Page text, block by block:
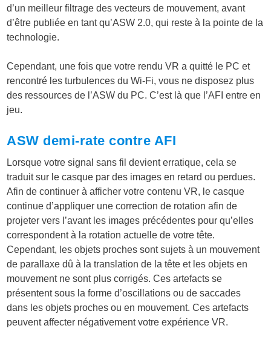
d’un meilleur filtrage des vecteurs de mouvement, avant
d’être publiée en tant qu’ASW 2.0, qui reste à la pointe de la
technologie.
Cependant, une fois que votre rendu VR a quitté le PC et
rencontré les turbulences du Wi-Fi, vous ne disposez plus
des ressources de l’ASW du PC. C’est là que l’AFI entre en
jeu.
ASW demi-rate contre AFI
Lorsque votre signal sans fil devient erratique, cela se
traduit sur le casque par des images en retard ou perdues.
Afin de continuer à afficher votre contenu VR, le casque
continue d’appliquer une correction de rotation afin de
projeter vers l’avant les images précédentes pour qu’elles
correspondent à la rotation actuelle de votre tête.
Cependant, les objets proches sont sujets à un mouvement
de parallaxe dû à la translation de la tête et les objets en
mouvement ne sont plus corrigés. Ces artefacts se
présentent sous la forme d’oscillations ou de saccades
dans les objets proches ou en mouvement. Ces artefacts
peuvent affecter négativement votre expérience VR.